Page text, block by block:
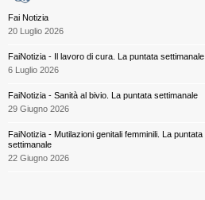
Fai Notizia
20 Luglio 2026
FaiNotizia - Il lavoro di cura. La puntata settimanale
6 Luglio 2026
FaiNotizia - Sanità al bivio. La puntata settimanale
29 Giugno 2026
FaiNotizia - Mutilazioni genitali femminili. La puntata
settimanale
22 Giugno 2026